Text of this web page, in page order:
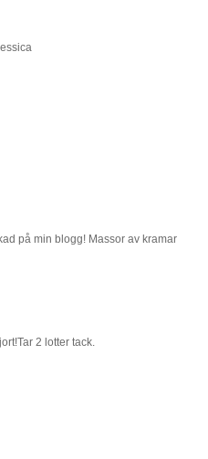
på min blogg! Massor av kramar
2 lotter tack.